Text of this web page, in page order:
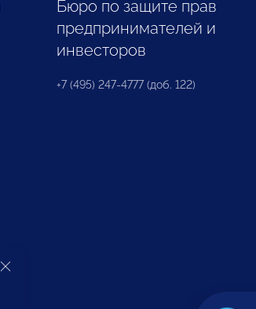
Бюро по защите прав
предпринимателей и
инвесторов
+7 (495) 247-4777 (доб. 122)